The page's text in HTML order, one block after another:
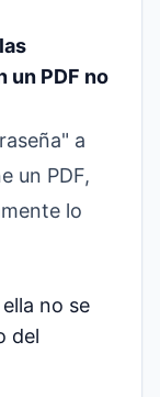
un PDF no
a
un PDF,
lo
no se
del